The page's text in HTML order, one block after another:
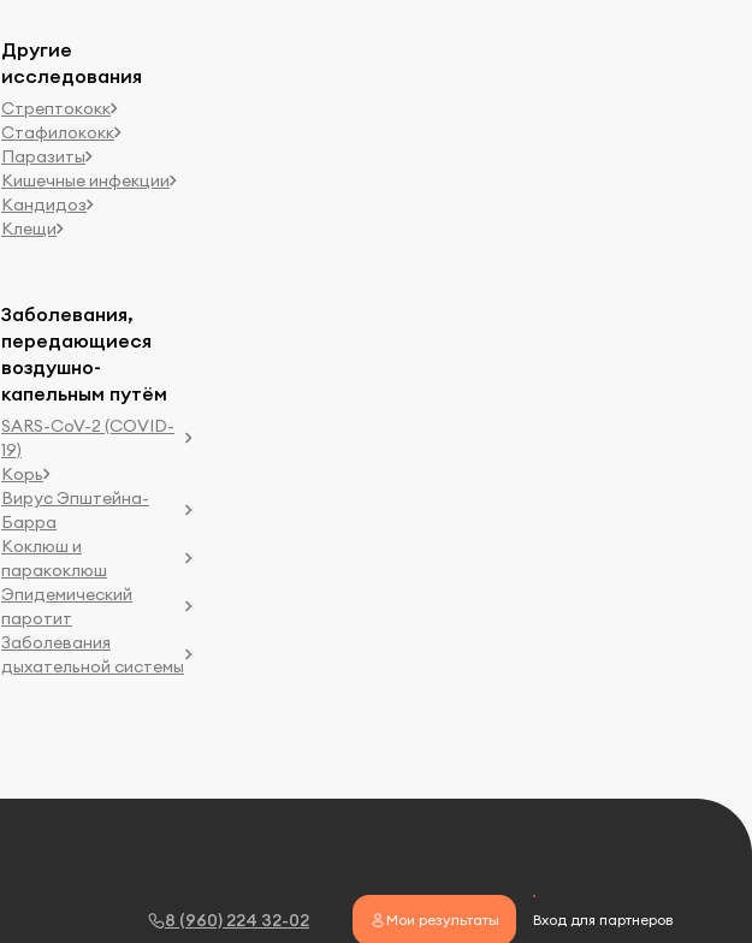
Другие
исследования
Стрептококк
Стафилококк
Паразиты
Кишечные инфекции
Кандидоз
Клещи
Заболевания,
передающиеся
воздушно-
капельным путём
SARS-CoV-2 (COVID-
19)
Корь
Вирус Эпштейна-
Барра
Коклюш и
паракоклюш
Эпидемический
паротит
Заболевания
дыхательной системы
8 (960) 224 32-02 Мои результаты Вход для партнеров